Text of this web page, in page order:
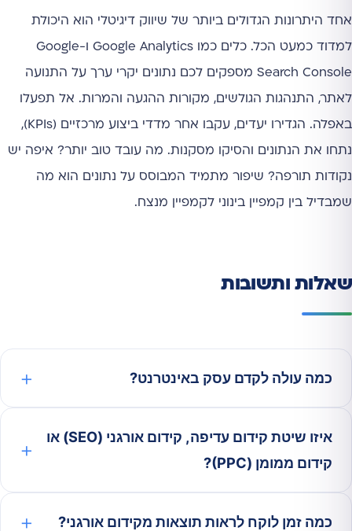
אחד היתרונות הגדולים ביותר של שיווק דיגיטלי הוא היכולת
למדוד כמעט הכל. כלים כמו Google Analytics ו-Google
Search Console מספקים לכם נתונים יקרי ערך על התנועה
לאתר, התנהגות הגולשים, מקורות ההגעה והמרות. אל תפעלו
באפלה. הגדירו יעדים, עקבו אחר מדדי ביצוע מרכזיים (KPIs),
נתחו את הנתונים והסיקו מסקנות. מה עובד טוב יותר? איפה יש
נקודות תורפה? שיפור מתמיד המבוסס על נתונים הוא מה
שמבדיל בין קמפיין בינוני לקמפיין מנצח.
שאלות ותשובות
כמה עולה לקדם עסק באינטרנט?
איזו שיטת קידום עדיפה, קידום אורגני (SEO) או
קידום ממומן (PPC)?
כמה זמן לוקח לראות תוצאות מקידום אורגני?